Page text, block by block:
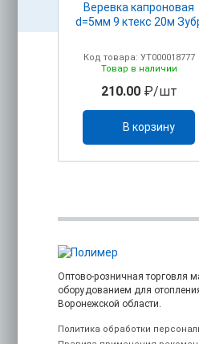
Веревка капроновая
d=5мм 9 ктекс 20м
Код товара: УТ000018777
Товар в наличии
210.00₽/шт
В корзину
Оптово-розничная торговля
оборудованием для
Воронежской области.
Политика обработки